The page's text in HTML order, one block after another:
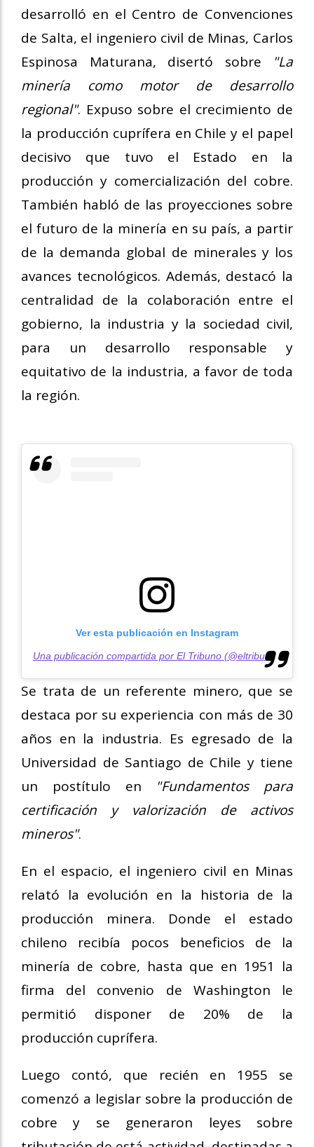
desarrolló en el Centro de Convenciones
de Salta, el ingeniero civil de Minas, Carlos
Espinosa Maturana, disertó sobre "La
minería como motor de desarrollo
regional". Expuso sobre el crecimiento de
la producción cuprífera en Chile y el papel
decisivo que tuvo el Estado en la
producción y comercialización del cobre.
También habló de las proyecciones sobre
el futuro de la minería en su país, a partir
de la demanda global de minerales y los
avances tecnológicos. Además, destacó la
centralidad de la colaboración entre el
gobierno, la industria y la sociedad civil,
para un desarrollo responsable y
equitativo de la industria, a favor de toda
la región.
Ver esta publicación en Instagram
Una publicación compartida por El Tribuno (@eltribunosalta)
Se trata de un referente minero, que se
destaca por su experiencia con más de 30
años en la industria. Es egresado de la
Universidad de Santiago de Chile y tiene
un postítulo en
"Fundamentos para
certificación y valorización de activos
mineros".
En el espacio, el ingeniero civil en Minas
relató la evolución en la historia de la
producción minera. Donde el estado
chileno recibía pocos beneficios de la
minería de cobre, hasta que en 1951 la
firma del convenio de Washington le
permitió disponer de 20% de la
producción cuprífera.
Luego contó, que recién en 1955 se
comenzó a legislar sobre la producción de
cobre y se generaron leyes sobre